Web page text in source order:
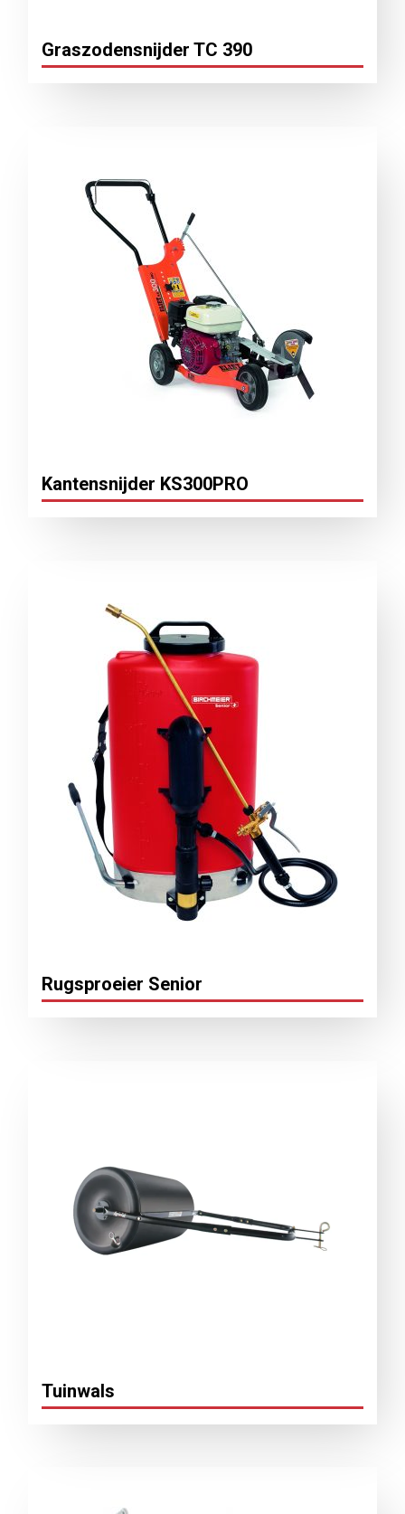
Graszodensnijder TC 390
Kantensnijder KS300PRO
Rugsproeier Senior
Tuinwals